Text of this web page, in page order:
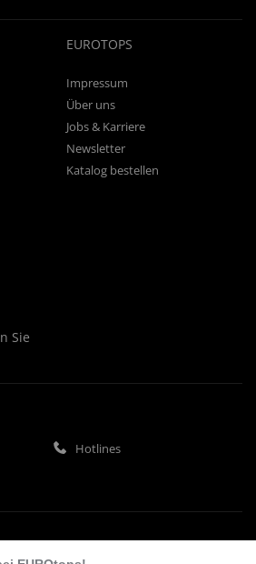
Sie
EUROTOPS
Impressum
Über uns
Jobs & Karriere
Newsletter
Katalog bestellen
Hotlines